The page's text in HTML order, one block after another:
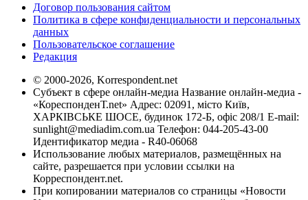
Договор пользования сайтом
Политика в сфере конфиденциальности и персональных
данных
Пользовательское соглашение
Редакция
© 2000-2026, Korrespondent.net
Субъект в сфере онлайн-медиа Название онлайн-медиа -
«КореспонденТ.net» Адрес: 02091, місто Київ,
ХАРКІВСЬКЕ ШОСЕ, будинок 172-Б, офіс 208/1 E-mail:
sunlight@mediadim.com.ua Телефон: 044-205-43-00
Идентификатор медиа - R40-06068
Использование любых материалов, размещённых на
сайте, разрешается при условии ссылки на
Корреспондент.net.
При копировании материалов со страницы «Новости